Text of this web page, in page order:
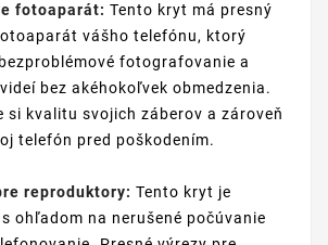
fotoaparát: Tento kryt má presný
vášho telefónu, ktorý
fotografovanie a
bez akéhokoľvek obmedzenia.
si kvalitu svojich záberov a zároveň
telefón pred poškodením.
reproduktory: Tento kryt je
ohľadom na nerušené počúvanie